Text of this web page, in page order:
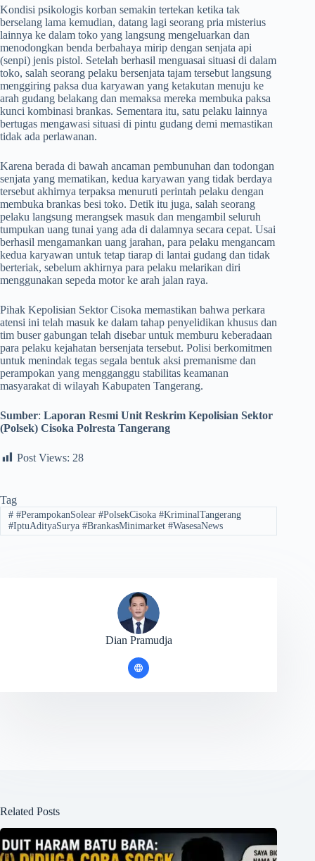
​Kondisi psikologis korban semakin tertekan ketika tak
berselang lama kemudian, datang lagi seorang pria misterius
lainnya ke dalam toko yang langsung mengeluarkan dan
menodongkan benda berbahaya mirip dengan senjata api
(senpi) jenis pistol. Setelah berhasil menguasai situasi di dalam
toko, salah seorang pelaku bersenjata tajam tersebut langsung
menggiring paksa dua karyawan yang ketakutan menuju ke
arah gudang belakang dan memaksa mereka membuka paksa
kunci kombinasi brankas. Sementara itu, satu pelaku lainnya
bertugas mengawasi situasi di pintu gudang demi memastikan
tidak ada perlawanan.
​Karena berada di bawah ancaman pembunuhan dan todongan
senjata yang mematikan, kedua karyawan yang tidak berdaya
tersebut akhirnya terpaksa menuruti perintah pelaku dengan
membuka brankas besi toko. Detik itu juga, salah seorang
pelaku langsung merangsek masuk dan mengambil seluruh
tumpukan uang tunai yang ada di dalamnya secara cepat. Usai
berhasil mengamankan uang jarahan, para pelaku mengancam
kedua karyawan untuk tetap tiarap di lantai gudang dan tidak
berteriak, sebelum akhirnya para pelaku melarikan diri
menggunakan sepeda motor ke arah jalan raya.
​Pihak Kepolisian Sektor Cisoka memastikan bahwa perkara
atensi ini telah masuk ke dalam tahap penyelidikan khusus dan
tim buser gabungan telah disebar untuk memburu keberadaan
para pelaku kejahatan bersenjata tersebut. Polisi berkomitmen
untuk menindak tegas segala bentuk aksi premanisme dan
perampokan yang mengganggu stabilitas keamanan
masyarakat di wilayah Kabupaten Tangerang.
Sumber: Laporan Resmi Unit Reskrim Kepolisian Sektor
(Polsek) Cisoka Polresta Tangerang
Post Views: 28
Tag
##PerampokanSolear #PolsekCisoka #KriminalTangerang
#IptuAdityaSurya #BrankasMinimarket #WasesaNews
Dian Pramudja
Related Posts